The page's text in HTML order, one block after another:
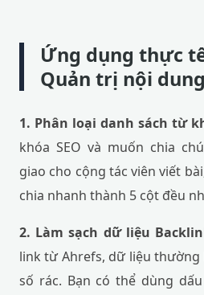
Ứng dụng thực
Quản trị nội dung
1. Phân loại danh sách từ
khóa SEO và muốn chia
giao cho cộng tác viên viết
chia nhanh thành 5 cột đều
2. Làm sạch dữ liệu
link từ Ahrefs, dữ liệu
số rác. Bạn có thể dùng